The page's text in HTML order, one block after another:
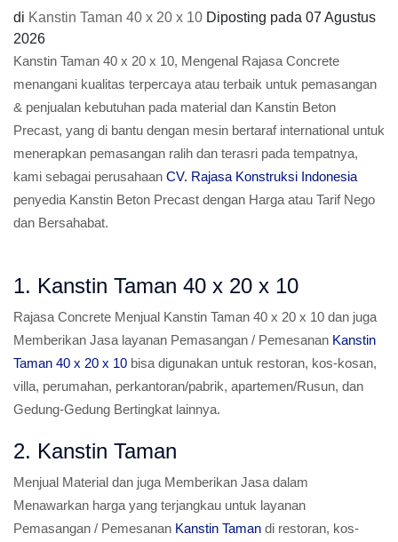
di Kanstin Taman 40 x 20 x 10 Diposting pada 07 Agustus
2026
Kanstin Taman 40 x 20 x 10, Mengenal Rajasa Concrete
menangani kualitas terpercaya atau terbaik untuk pemasangan
& penjualan kebutuhan pada material dan Kanstin Beton
Precast, yang di bantu dengan mesin bertaraf international untuk
menerapkan pemasangan ralih dan terasri pada tempatnya,
kami sebagai perusahaan CV. Rajasa Konstruksi Indonesia
penyedia Kanstin Beton Precast dengan Harga atau Tarif Nego
dan Bersahabat.
1. Kanstin Taman 40 x 20 x 10
Rajasa Concrete Menjual Kanstin Taman 40 x 20 x 10 dan juga
Memberikan Jasa layanan Pemasangan / Pemesanan Kanstin
Taman 40 x 20 x 10 bisa digunakan untuk restoran, kos-kosan,
villa, perumahan, perkantoran/pabrik, apartemen/Rusun, dan
Gedung-Gedung Bertingkat lainnya.
2. Kanstin Taman
Menjual Material dan juga Memberikan Jasa dalam
Menawarkan harga yang terjangkau untuk layanan
Pemasangan / Pemesanan Kanstin Taman di restoran, kos-